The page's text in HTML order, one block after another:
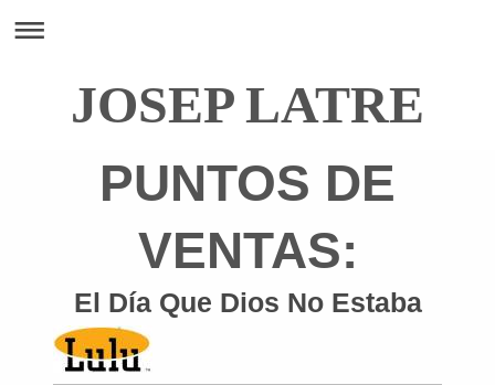
JOSEP LATRE
PUNTOS DE
VENTAS:
El Día Que Dios No Estaba